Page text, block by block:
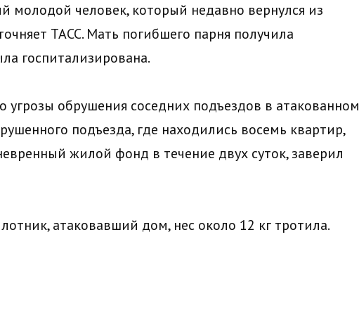
молодой человек, который недавно вернулся из
ТАСС. Мать погибшего парня получила
госпитализирована.
угрозы обрушения соседних подъездов в атакованном
подъезда, где находились восемь квартир,
жилой фонд в течение двух суток, заверил
атаковавший дом, нес около 12 кг тротила.